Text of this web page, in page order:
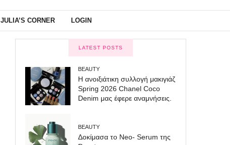
JULIA’S CORNER LOGIN
LATEST POSTS
BEAUTY
Η ανοιξιάτικη συλλογή μακιγιάζ
Spring 2026 Chanel Coco
Denim μας έφερε αναμνήσεις.
BEAUTY
Δοκίμασα το Neo- Serum της